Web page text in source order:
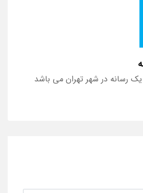
رسانه در شهر تهران می باشد